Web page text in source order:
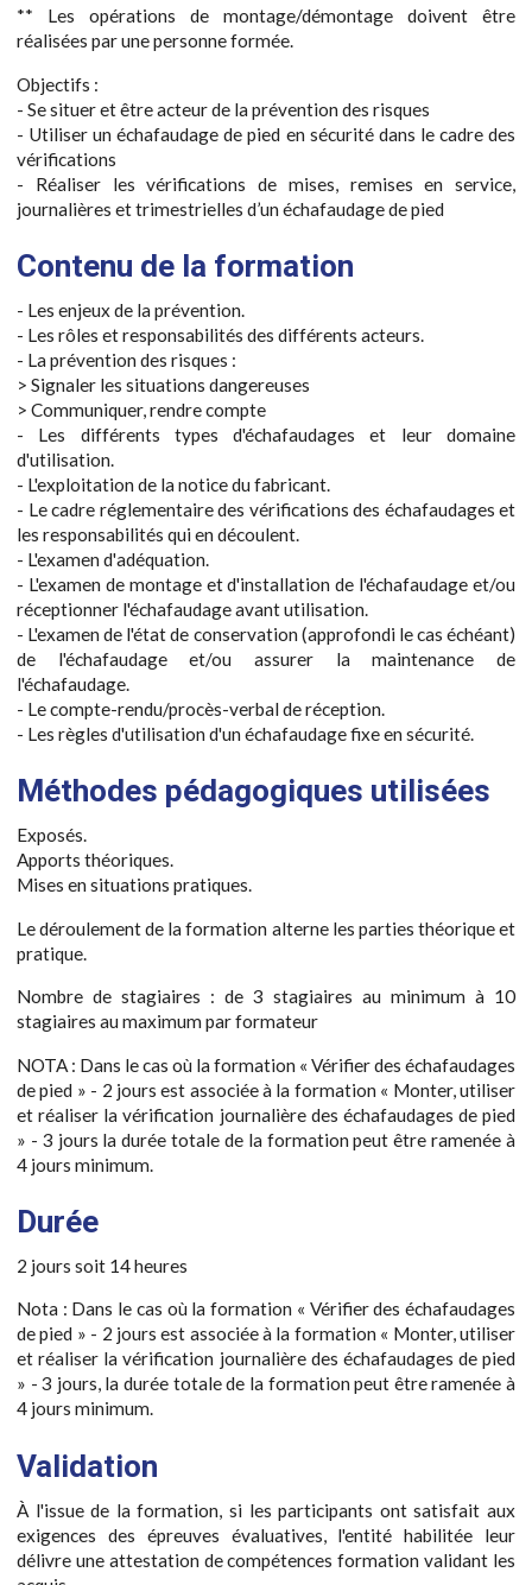
** Les opérations de montage/démontage doivent être
réalisées par une personne formée.
Objectifs :
- Se situer et être acteur de la prévention des risques
- Utiliser un échafaudage de pied en sécurité dans le cadre des
vérifications
- Réaliser les vérifications de mises, remises en service,
journalières et trimestrielles d’un échafaudage de pied
Contenu de la formation
- Les enjeux de la prévention.
- Les rôles et responsabilités des différents acteurs.
- La prévention des risques :
> Signaler les situations dangereuses
> Communiquer, rendre compte
- Les différents types d'échafaudages et leur domaine
d'utilisation.
- L'exploitation de la notice du fabricant.
- Le cadre réglementaire des vérifications des échafaudages et
les responsabilités qui en découlent.
- L'examen d'adéquation.
- L'examen de montage et d'installation de l'échafaudage et/ou
réceptionner l'échafaudage avant utilisation.
- L'examen de l'état de conservation (approfondi le cas échéant)
de l'échafaudage et/ou assurer la maintenance de
l'échafaudage.
- Le compte-rendu/procès-verbal de réception.
- Les règles d'utilisation d'un échafaudage fixe en sécurité.
Méthodes pédagogiques utilisées
Exposés.
Apports théoriques.
Mises en situations pratiques.
Le déroulement de la formation alterne les parties théorique et
pratique.
Nombre de stagiaires : de 3 stagiaires au minimum à 10
stagiaires au maximum par formateur
NOTA : Dans le cas où la formation « Vérifier des échafaudages
de pied » - 2 jours est associée à la formation « Monter, utiliser
et réaliser la vérification journalière des échafaudages de pied
» - 3 jours la durée totale de la formation peut être ramenée à
4 jours minimum.
Durée
2 jours soit 14 heures
Nota : Dans le cas où la formation « Vérifier des échafaudages
de pied » - 2 jours est associée à la formation « Monter, utiliser
et réaliser la vérification journalière des échafaudages de pied
» - 3 jours, la durée totale de la formation peut être ramenée à
4 jours minimum.
Validation
À l'issue de la formation, si les participants ont satisfait aux
exigences des épreuves évaluatives, l'entité habilitée leur
délivre une attestation de compétences formation validant les